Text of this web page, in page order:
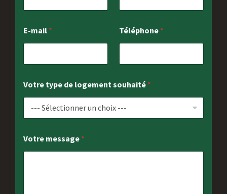
i
P
r
é
o
d
E-mail * Téléphone *
Votre type de logement souhaité *
Votre message *